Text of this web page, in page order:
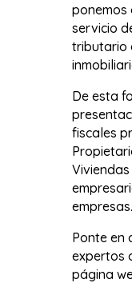
​​ponemos
servicio
tributario
De esta
fiscales
empresas.
Ponte en
expertos
página